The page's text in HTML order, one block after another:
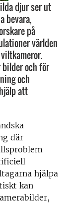
djur ser ut
bevara,
på
världen
bilder och för
och
att
där
hjälpa
kan